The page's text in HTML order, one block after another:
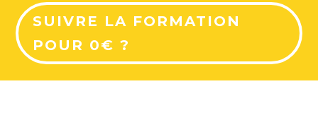
SUIVRE LA FORMATION
POUR 0€ ?